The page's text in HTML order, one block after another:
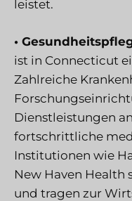
leistet.
•
ist in Connecticut
Zahlreiche
Dienstleistungen
fortschrittliche
Institutionen wie
New Haven
und tragen zur